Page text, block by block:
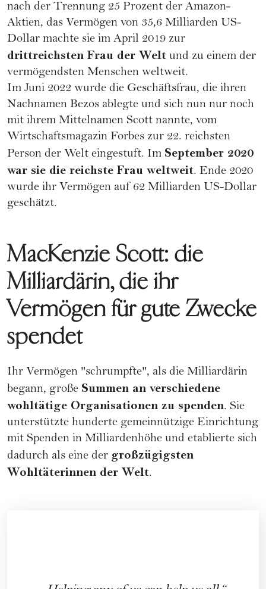
nach der Trennung 25 Prozent der Amazon-
Aktien, das Vermögen von 35,6 Milliarden US-
Dollar machte sie im April 2019 zur
drittreichsten Frau der Welt und zu einem der
vermögendsten Menschen weltweit.
Im Juni 2022 wurde die Geschäftsfrau, die ihren
Nachnamen Bezos ablegte und sich nun nur noch
mit ihrem Mittelnamen Scott nannte, vom
Wirtschaftsmagazin Forbes zur 22. reichsten
Person der Welt eingestuft. Im September 2020
war sie die reichste Frau weltweit. Ende 2020
wurde ihr Vermögen auf 62 Milliarden US-Dollar
geschätzt.
MacKenzie Scott: die
Milliardärin, die ihr
Vermögen für gute Zwecke
spendet
Ihr Vermögen "schrumpfte", als die Milliardärin
begann, große Summen an verschiedene
wohltätige Organisationen zu spenden. Sie
unterstützte hunderte gemeinnützige Einrichtung
mit Spenden in Milliardenhöhe und etablierte sich
dadurch als eine der großzügigsten
Wohltäterinnen der Welt.